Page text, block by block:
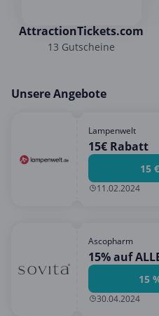
AttractionTickets.com
13 Gutscheine
Unsere Angebote
Lampenwelt
15€ Rabatt
15
11.02.2024
Ascopharm
15% auf
15
30.04.2024